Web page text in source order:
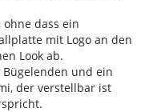
dass ein
mit Logo an den
Look ab.
und ein
der verstellbar ist